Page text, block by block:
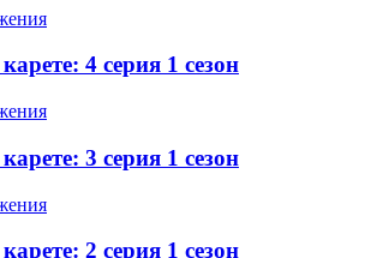
4 серия 1 сезон
3 серия 1 сезон
2 серия 1 сезон